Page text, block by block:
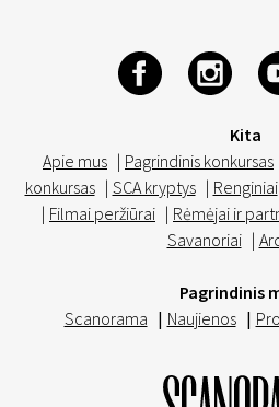
Kita
Apie mus | Pagrindinis konkursas
konkursas | SCA kryptys | Renginiai
| Filmai peržiūrai | Rėmėjai ir
Savanoriai |
Pagrindinis
Scanorama | Naujienos |